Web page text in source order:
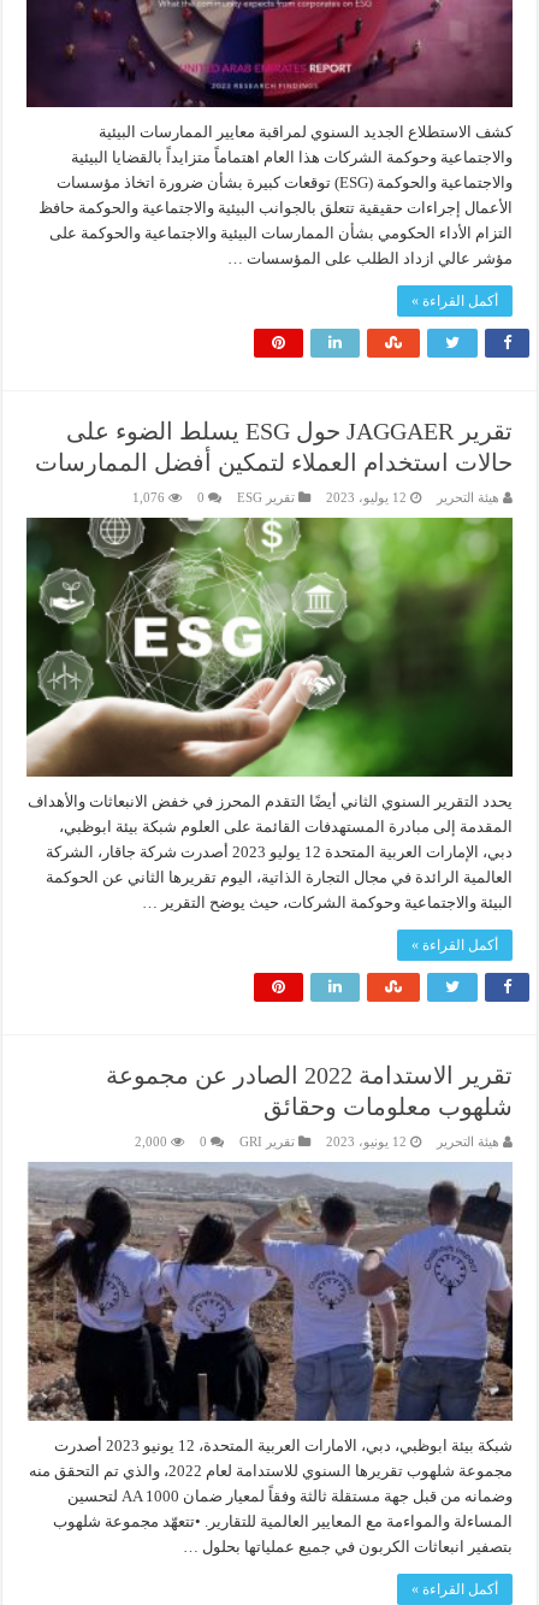
كشف الاستطلاع الجديد السنوي لمراقبة معايير الممارسات البيئية
والاجتماعية وحوكمة الشركات هذا العام اهتماماً متزايداً بالقضايا البيئية
والاجتماعية والحوكمة (ESG) توقعات كبيرة بشأن ضرورة اتخاذ مؤسسات
الأعمال إجراءات حقيقية تتعلق بالجوانب البيئية والاجتماعية والحوكمة حافظ
التزام الأداء الحكومي بشأن الممارسات البيئية والاجتماعية والحوكمة على
مؤشر عالي ازداد الطلب على المؤسسات …
أكمل القراءة »
تقرير JAGGAER حول ESG يسلط الضوء على
حالات استخدام العملاء لتمكين أفضل الممارسات
هيئة التحرير 12 يوليو، 2023 تقرير ESG 0
1,076
يحدد التقرير السنوي الثاني أيضًا التقدم المحرز في خفض الانبعاثات والأهداف
المقدمة إلى مبادرة المستهدفات القائمة على العلوم شبكة بيئة ابوظبي،
دبي، الإمارات العربية المتحدة 12 يوليو 2023 أصدرت شركة جاقار، الشركة
العالمية الرائدة في مجال التجارة الذاتية، اليوم تقريرها الثاني عن الحوكمة
البيئة والاجتماعية وحوكمة الشركات، حيث يوضح التقرير …
أكمل القراءة »
تقرير الاستدامة 2022 الصادر عن مجموعة
شلهوب معلومات وحقائق
هيئة التحرير 12 يونيو، 2023 تقرير GRI 0
2,000
شبكة بيئة ابوظبي، دبي، الامارات العربية المتحدة، 12 يونيو 2023 أصدرت
مجموعة شلهوب تقريرها السنوي للاستدامة لعام 2022، والذي تم التحقق منه
وضمانه من قبل جهة مستقلة ثالثة وفقاً لمعيار ضمان AA 1000 لتحسين
المساءلة والمواءمة مع المعايير العالمية للتقارير. •تتعهّد مجموعة شلهوب
بتصفير انبعاثات الكربون في جميع عملياتها بحلول …
أكمل القراءة »